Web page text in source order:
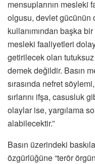
mensuplarının mesleki
olgusu, devlet gücünün
kullanımından başka
mesleki faaliyetleri
getirilecek olan
demek değildir. Basın
sırasında nefret
sırlarını ifşa, casusluk
olaylar ise, yargılama
alabilecektir.”
Basın üzerindeki
özgürlüğüne “terör